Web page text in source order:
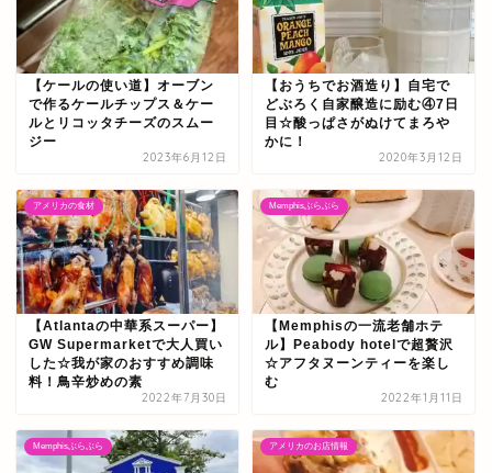
【ケールの使い道】オーブン
で作るケールチップス＆ケー
ルとリコッタチーズのスムー
ジー
2023年6月12日
【おうちでお酒造り】自宅で
どぶろく自家醸造に励む④7日
目☆酸っぱさがぬけてまろや
かに！
2020年3月12日
アメリカの食材
【Atlantaの中華系スーパー】
GW Supermarketで大人買い
した☆我が家のおすすめ調味
料！鳥辛炒めの素
2022年7月30日
Memphisぶらぶら
【Memphisの一流老舗ホテ
ル】Peabody hotelで超贅沢
☆アフタヌーンティーを楽し
む
2022年1月11日
Memphisぶらぶら アメリカのお店情報